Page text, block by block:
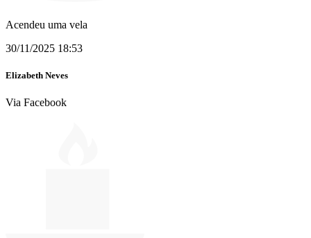
Acendeu uma vela
30/11/2025 18:53
Elizabeth Neves
Via Facebook